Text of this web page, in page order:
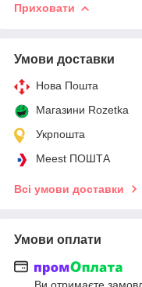
Приховати
Умови доставки
Нова Пошта
Магазини Rozetka
Укрпошта
Meest ПОШТА
Всі умови доставки
Умови оплати